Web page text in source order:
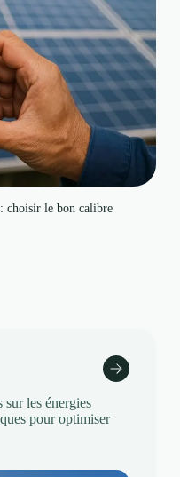
choisir le bon calibre
sur les énergies
pour optimiser